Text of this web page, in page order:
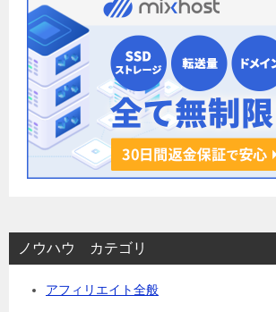
ノウハウ カテゴリ
アフィリエイト全般